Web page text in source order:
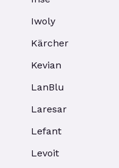
Iwoly
Kärcher
Kevian
LanBlu
Laresar
Lefant
Levoit